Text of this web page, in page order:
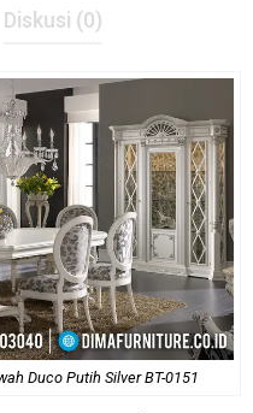
Diskusi (0)
Duco Putih Silver BT-0151